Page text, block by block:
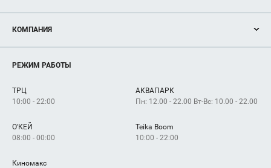
Новости
Магазины
Услуги
КОМПАНИЯ
Рекламодателям
Как добраться
РЕЖИМ РАБОТЫ
ТРЦ
10:00 - 22:00
АКВАПАРК
Пн: 12.00 - 22.00 Вт-Вс: 10.00 - 22.00
О'КЕЙ
08:00 - 00:00
Teika Boom
10:00 - 22:00
Киномакс